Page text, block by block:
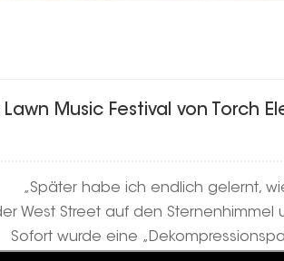
Music Festival von Torch
„Später habe ich endlich gelernt,
West Street auf den Sternenhimmel
Sofort wurde eine